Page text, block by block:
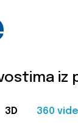
iz
3D 360